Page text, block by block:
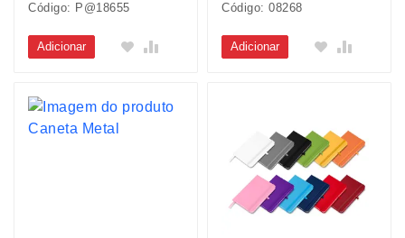
Código: P@18655
Adicionar
Código: 08268
Adicionar